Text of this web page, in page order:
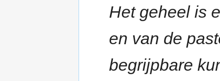
Het geheel is
en van de
begrijpbare